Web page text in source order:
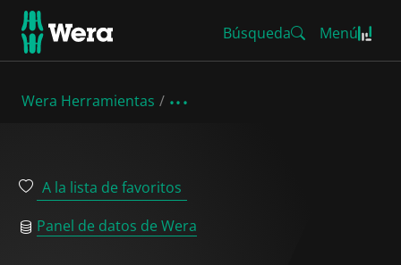
Búsqueda Menú
Wera Herramientas
A la lista de favoritos
Panel de datos de Wera